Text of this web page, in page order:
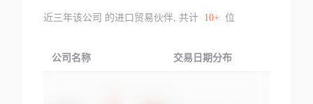
近三年该公司 的进口贸易伙伴, 共计 10+ 位
公司名称 交易日期分布